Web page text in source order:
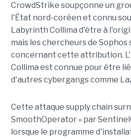
CrowdStrike soupçonne un
l'État nord-coréen et connu
Labyrinth Collima d'être à
mais les chercheurs de
concernant cette attribution.
Collima est connue pour être
d'autres cybergangs comme
Cette attaque supply chain
SmoothOperator » par
lorsque le programme